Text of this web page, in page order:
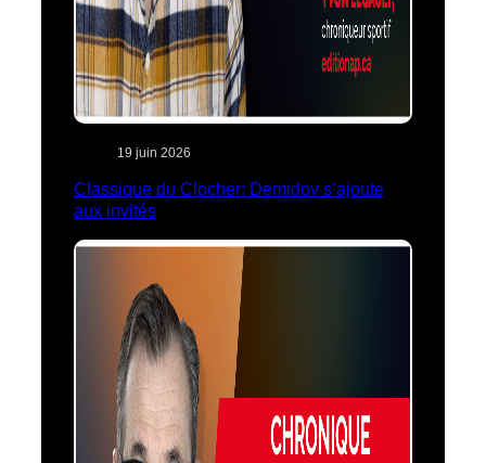
19 juin 2026
Classique du Clocher: Demidov s’ajoute
aux invités